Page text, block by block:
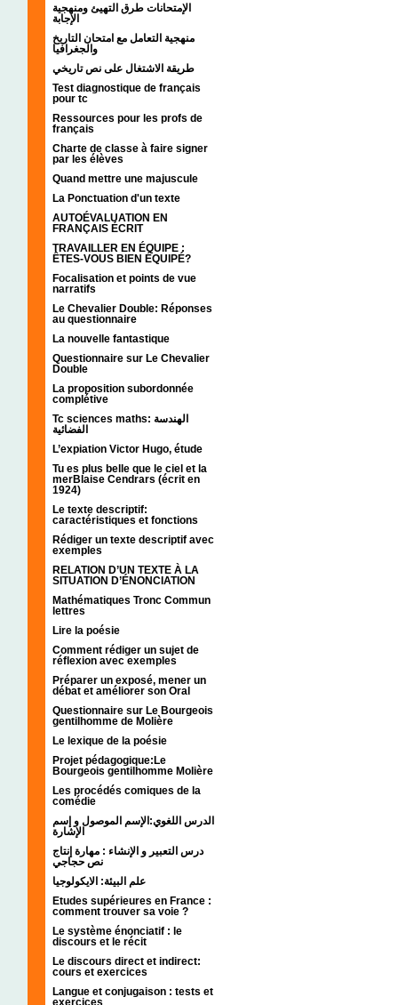
الإمتحانات طرق التهيئ ومنهجية
الإجابة
منهجية التعامل مع امتحان التاريخ
والجغرافيا
طريقة الاشتغال على نص تاريخي
Test diagnostique de français
pour tc
Ressources pour les profs de
français
Charte de classe à faire signer
par les élèves
Quand mettre une majuscule
La Ponctuation d'un texte
AUTOÉVALUATION EN
FRANÇAIS ÉCRIT
TRAVAILLER EN ÉQUIPE :
ÊTES-VOUS BIEN ÉQUIPÉ?
Focalisation et points de vue
narratifs
Le Chevalier Double: Réponses
au questionnaire
La nouvelle fantastique
Questionnaire sur Le Chevalier
Double
La proposition subordonnée
complétive
Tc sciences maths: الهندسة
الفضائية
L’expiation Victor Hugo, étude
Tu es plus belle que le ciel et la
merBlaise Cendrars (écrit en
1924)
Le texte descriptif:
caractéristiques et fonctions
Rédiger un texte descriptif avec
exemples
RELATION D’UN TEXTE À LA
SITUATION D’ÉNONCIATION
Mathématiques Tronc Commun
lettres
Lire la poésie
Comment rédiger un sujet de
réflexion avec exemples
Préparer un exposé, mener un
débat et améliorer son Oral
Questionnaire sur Le Bourgeois
gentilhomme de Molière
Le lexique de la poésie
Projet pédagogique:Le
Bourgeois gentilhomme Molière
Les procédés comiques de la
comédie
الدرس اللغوي:الإسم الموصول و إسم
الإشارة
درس التعبير و الإنشاء : مهارة إنتاج
نص حجاجي
علم البيئة: الايكولوجيا
Etudes supérieures en France :
comment trouver sa voie ?
Le système énonciatif : le
discours et le récit
Le discours direct et indirect:
cours et exercices
Langue et conjugaison : tests et
exercices